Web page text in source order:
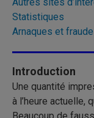
Statistiques
Arnaques et
Introduction
Une quantité
à l’heure actuelle,